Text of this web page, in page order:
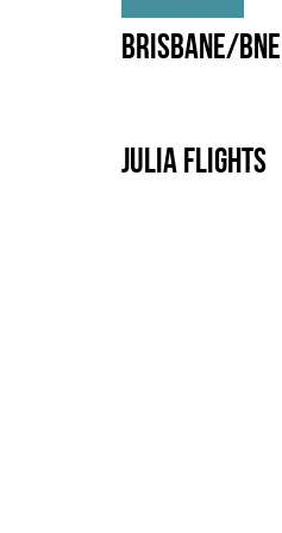
Brisbane/
Julia Flights